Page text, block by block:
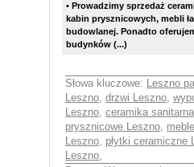
• Prowadzimy sprzedaż
kabin prysznicowych, mebli
budowlanej. Ponadto
budynków (...)
Słowa kluczowe: Leszno
Leszno, drzwi Leszno,
Leszno, ceramika
prysznicowe Leszno,
Leszno, płytki ceramiczne
Leszno,